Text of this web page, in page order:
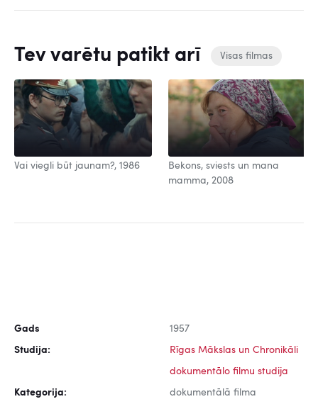
Tev varētu patikt arī Visas filmas
Vai viegli būt jaunam?, 1986
Bekons, sviests un mana
mamma, 2008
Gads 1957
Studija: Rīgas Mākslas un Chronikāli
dokumentālo filmu studija
Kategorija: dokumentālā filma